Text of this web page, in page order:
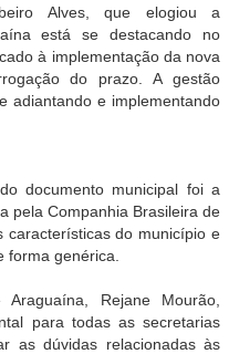
Alves, que elogiou a
está se destacando no
à implementação da nova
do prazo. A gestão
adiantando e implementando
documento municipal foi a
pela Companhia Brasileira de
características do município e
forma genérica.
Rejane Mourão,
para todas as secretarias
as dúvidas relacionadas às